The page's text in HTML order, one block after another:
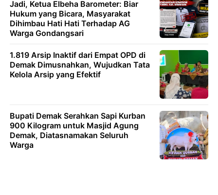
Jadi, Ketua Elbeha Barometer: Biar
Hukum yang Bicara, Masyarakat
Dihimbau Hati Hati Terhadap AG
Warga Gondangsari
1.819 Arsip Inaktif dari Empat OPD di
Demak Dimusnahkan, Wujudkan Tata
Kelola Arsip yang Efektif
Bupati Demak Serahkan Sapi Kurban
900 Kilogram untuk Masjid Agung
Demak, Diatasnamakan Seluruh
Warga